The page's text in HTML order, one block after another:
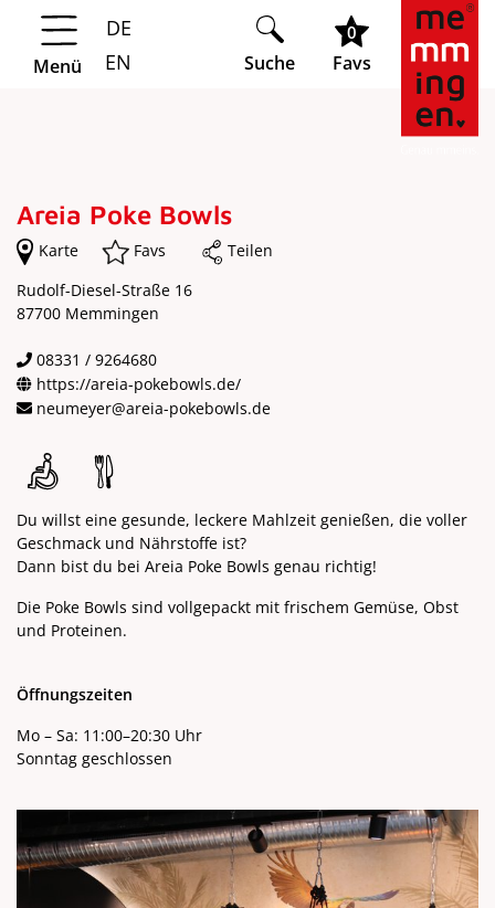
Springe zur Navigation
Springe zum Hauptinhalt
Menü
DE
EN
Suche
0
Favs
Areia Poke Bowls
Karte Favs
Teilen
Rudolf-Diesel-Straße 16
87700 Memmingen
08331 / 9264680
https://areia-pokebowls.de/
neumeyer@areia-pokebowls.de
Du willst eine gesunde, leckere Mahlzeit genießen, die voller
Geschmack und Nährstoffe ist?
Dann bist du bei Areia Poke Bowls genau richtig!
Die Poke Bowls sind vollgepackt mit frischem Gemüse, Obst
und Proteinen.
Öffnungszeiten
Mo – Sa: 11:00–20:30 Uhr
Sonntag geschlossen